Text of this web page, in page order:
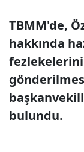
TBMM'de,
hakkında
bulundu.